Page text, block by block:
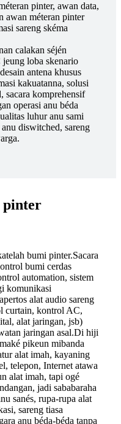
pinter, awan data,
awan méteran pinter
sareng skéma
calakan séjén
jeung loba skenario
antena khusus
kakuatanna, solusi
sacara komprehensif
operasi anu béda
luhur anu sami
diswitched, sareng
pinter
bumi pinter.Sacara
bumi cerdas
automation, sistem
komunikasi
alat audio sareng
curtain, kontrol AC,
alat jaringan, jsb)
jaringan asal.Di hiji
pikeun mibanda
alat imah, kayaning
telepon, Internet atawa
alat imah, tapi ogé
jadi sababaraha
sanés, rupa-rupa alat
sareng tiasa
anu béda-béda tanpa